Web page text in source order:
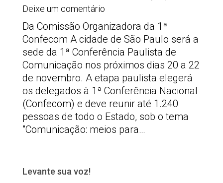
Deixe um comentário
Da Comissão Organizadora da 1ª
Confecom A cidade de São Paulo será a
sede da 1ª Conferência Paulista de
Comunicação nos próximos dias 20 a 22
de novembro. A etapa paulista elegerá
os delegados à 1ª Conferência Nacional
(Confecom) e deve reunir até 1.240
pessoas de todo o Estado, sob o tema
"Comunicação: meios para…
Levante sua voz!